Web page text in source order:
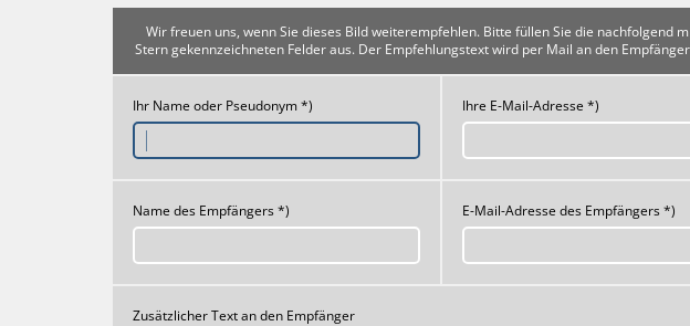
Wir freuen uns, wenn Sie dieses Bild weiterempfehlen. Bitte füllen Sie die nachfolgend
Stern gekennzeichneten Felder aus. Der Empfehlungstext wird per Mail an den
Ihr Name oder Pseudonym *) Ihre E-Mail-Adresse *)
Name des Empfängers *) E-Mail-Adresse des Empfängers *)
Zusätzlicher Text an den Empfänger